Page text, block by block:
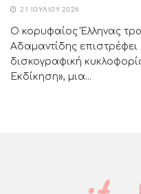
21 ΙΟΥΛΊΟΥ 2026
Ο κορυφαίος Έλληνας
Αδαμαντίδης
δισκογραφική
Εκδίκηση», μια...